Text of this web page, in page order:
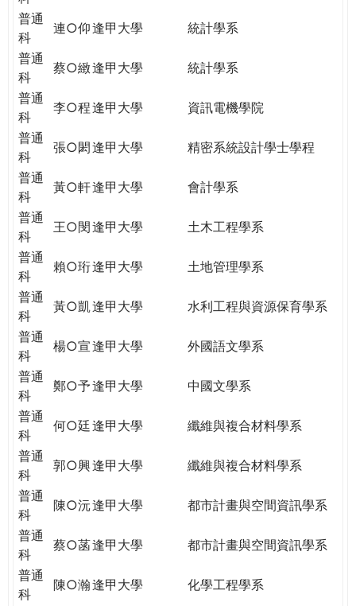
普通
科
連○仰逢甲大學
統計學系
普通
科
蔡○緻逢甲大學
統計學系
普通
科
李○程逢甲大學
資訊電機學院
普通
科
張○閎逢甲大學
精密系統設計學士學程
普通
科
黃○軒逢甲大學
會計學系
普通
科
王○閔逢甲大學
土木工程學系
普通
科
賴○珩逢甲大學
土地管理學系
普通
科
黃○凱逢甲大學
水利工程與資源保育學系
普通
科
楊○宣逢甲大學
外國語文學系
普通
科
鄭○予逢甲大學
中國文學系
普通
科
何○廷逢甲大學
纖維與複合材料學系
普通
科
郭○興逢甲大學
纖維與複合材料學系
普通
科
陳○沅逢甲大學
都市計畫與空間資訊學系
普通
科
蔡○菡逢甲大學
都市計畫與空間資訊學系
普通
科
陳○瀚逢甲大學
化學工程學系